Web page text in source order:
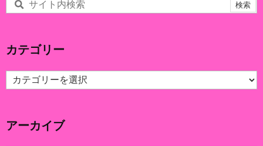
カテゴリー
カ
テ
ー
アーカイブ